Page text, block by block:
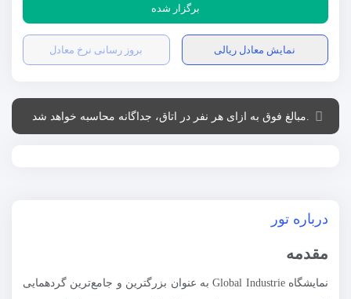
برگزار شده
نمایش معادل ریالی بروز رسانی نرخ معادل
.مبالغ فوق به ازای هر نفر در اتاق، جداگانه محاسبه خواهد شد
درباره تور
مقدمه
نمایشگاه Global Industrie به عنوان بزرگترین و جامع‌ترین گردهمایی